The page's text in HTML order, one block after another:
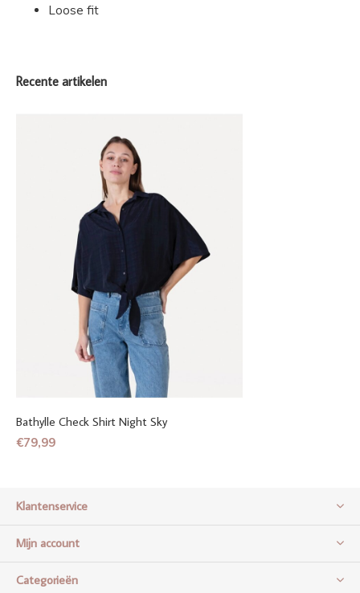
Loose fit
Recente artikelen
Bathylle Check Shirt Night Sky
€79,99
Klantenservice
Mijn account
Categorieën